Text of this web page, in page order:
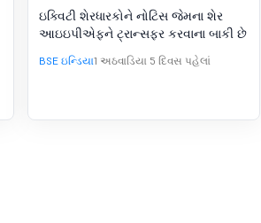
જાહેરાત - ન્યૂઝપેપર
પબ્લિકેશન
ઇક્વિટી શેરધારકોને નોટિસ જેમના શેર
આઇઇપીએફને ટ્રાન્સફર કરવાના બાકી છે
BSE ઇન્ડિયા1 અઠવાડિયા 5 દિવસ પહેલાં